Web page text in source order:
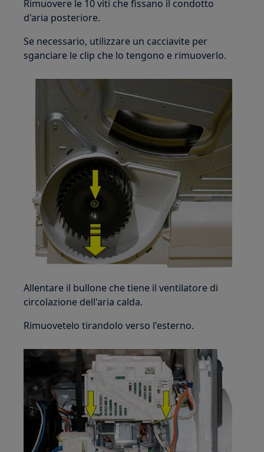
Rimuovere le 10 viti che fissano il condotto
d'aria posteriore.
Se necessario, utilizzare un cacciavite per
sganciare le clip che lo tengono e rimuoverlo.
Allentare il bullone che tiene il ventilatore di
circolazione dell'aria calda.
Rimuovetelo tirandolo verso l'esterno.